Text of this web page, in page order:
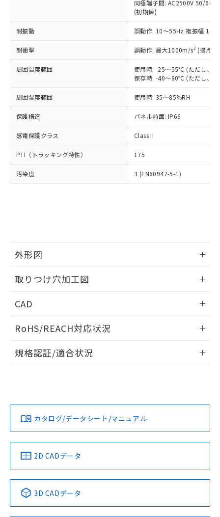
同極端子間: AC2500V 50/
(初期値)
耐振動 誤動作: 10～55Hz 複振幅
耐衝撃 誤動作: 最大1000m/s2 (接点
周囲温度範囲
使用時: -25～55℃ (ただし、氷
保存時: -40～80℃ (ただし、氷
周囲湿度範囲 使用時: 35～85%RH
保護構造 パネル前面: IP66
感電保護クラス Class II
PTI（トラッキング特性） 175
汚染度 3 (EN60947-5-1)
外形図
取りつけ穴加工図
CAD
ドすることができます。
ログイン/会員登録
ダウンロードデータをご利用いただく前に、以下を必ずお読
みください。
ソフトウェアの使用条件
RoHS/REACH対応状況
EU RoHS 注意事項・凡例
対応済み
中国 RoHS 注意事項・凡例
Pb Hg Cd Cr(VI)
規格認証/適合状況
カタログ/データシート/マニュアル
2D CADデータ
3D CADデータ
正式な納期状況および標準価格はお客
様のお取引先、またはお客様担当のオ
ムロン制御機器販売店・当社販売員に
オムロン制御機器販売店や当社販売拠
販売ネットワーク
」をご確認
在庫状況および標準価格結果を当社の
事前の承諾なく第三者に漏洩または開
マイパーツ機能（部品リスト作成サー
ビス）をご利用いただくには、I-Web
メンバーズにご登録されている必要が
あります。
お客様が当ウェブサイト上で当社にご
登録された部品リストについて、当社
および当社の共同利用者が、当社の製
用者の範囲」に記載されている法人を
(PBDE) 1000ppm以下、フタル酸ビス(2-エチルヘキシ
ル) (DEHP)(別名：DOP) 1000ppm以下、フタル酸ブチ
ルベンジル（BBP） 1000ppm以下、フタル酸ジブチル
（DBP） 1000ppm以下、フタル酸ジイソブチル
但し、RoHS指令で産業用監視および制御機器に対する
フタル酸エステル類の４物質については閾値を超える意
図的な使用がないことを確認しています。
※2 対応予定月
部品在庫の切り替え状況などにより、予定
月が前後することがあります。
※3 非含有証明書ダウンロード
※本証明書は発行日時点で非含有を証明す
るもので、過去に遡って非含有を証明する
ものではありません。
物質の対応では、対応完了までの期間は出
荷製品に未対応品が混在することから備考
していることから、特段のことがない限
り、2022年1月12日より割愛しておりま
す。
Cr(Ⅵ)(六価クロム) : 1000ppm、 PBBs(ポリ臭化ビフェ
ニル類) : 1000ppm、 PBDEs(ポリ臭化ジフェニルエーテ
イソブチル) : 1000ppm、 BBP(フタル酸ブチルベンジ
DEHP(フタル酸ビス(2-エチルヘキシル)) : 1000ppm
※2 環境保護使用期限
「ｅ」：有害物質（10物質）のすべてが基
準値以下であることを示します。
「10」：通常の使用状況下において有害物
質が外部に漏えいし、環境に深刻な影響を
及ぼさない年数を意味します。
「－」：未確認です。当社販売部門へお問
い合わせください。
当社は規制貨物を破棄する場合は、完
いよう必要な手段を講じます。
当社は貴社製品を、核兵器、ミサイ
ル、化学兵器、生物兵器またはその他
武器並びにこれらの製造装置等に一切
当社は、貴社製品を第三者に販売する
場合は、上記1、2および3の内容を当
該第三者に通知します。また当社は、
販売先および販売に係わる関係者が違
法に輸出するおそれがある場合は、取
り引きをいたしません。
一定数以上の在庫あり
一定数には満たないが在庫あり
在庫なし(最新の在庫状況につ
いては、お客様のお取引先、ま
たはお客様担当のオムロン制御
機器販売店・当社販売員にご確
白
受注生産機種、また在庫状況の
情報を公開していない機種